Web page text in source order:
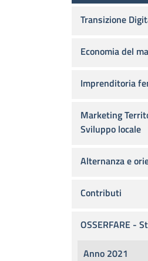
Transizione
Economia del
Imprenditoria
Marketing
Sviluppo locale
Alternanza e
Contributi
OSSERFARE -
Anno 2021